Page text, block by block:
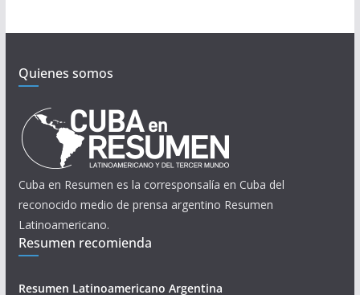
Quienes somos
Cuba en Resumen es la corresponsalía en Cuba del
reconocido medio de prensa argentino Resumen
Latinoamericano.
Resumen recomienda
Resumen Latinoamericano Argentina